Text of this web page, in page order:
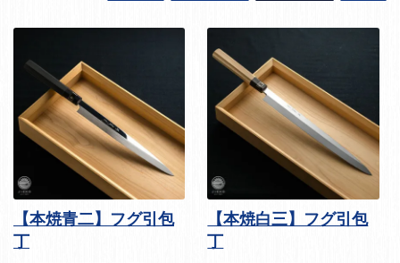
【本焼青二】フグ引包
丁
【本焼白三】フグ引包
丁